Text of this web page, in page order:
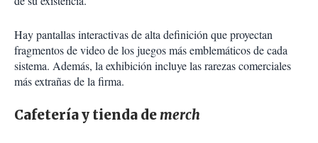
Hay pantallas interactivas de alta definición que proyectan
fragmentos de video de los juegos más emblemáticos de cada
sistema. Además, la exhibición incluye las rarezas comerciales
más extrañas de la firma.
Cafetería y tienda demerch